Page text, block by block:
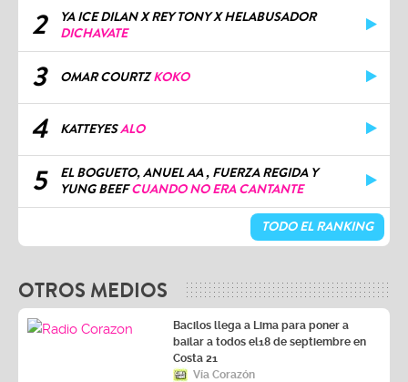
2
YA ICE DILAN X REY TONY X HELABUSADOR
DICHAVATE
3 OMAR COURTZKOKO
4 KATTEYESALO
5
EL BOGUETO, ANUEL AA , FUERZA REGIDA Y
YUNG BEEFCUANDO NO ERA CANTANTE
TODO EL RANKING
OTROS MEDIOS
Bacilos llega a Lima para poner a
bailar a todos el18 de septiembre en
Costa 21
Vía Corazón